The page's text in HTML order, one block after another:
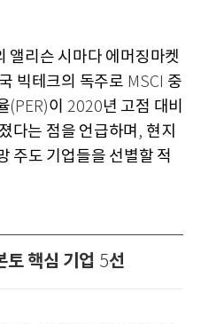
앨리슨 시마다 에머징마켓
빅테크의 독주로 MSCI 중
(PER)이 2020년 고점 대비
다는 점을 언급하며 , 현지
주도 기업들을 선별할 적
토 핵심 기업 5선